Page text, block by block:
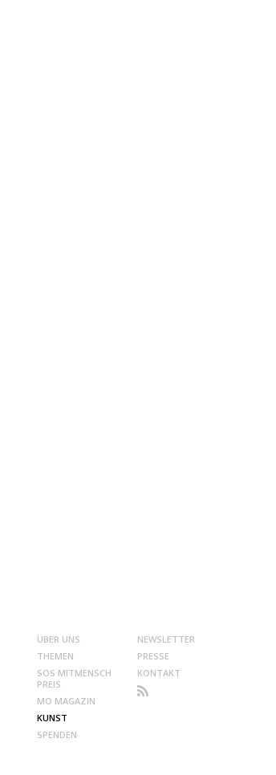
ÜBER UNS
THEMEN
SOS MITMENSCH
PREIS
MO MAGAZIN
KUNST
SPENDEN
NEWSLETTER
PRESSE
KONTAKT